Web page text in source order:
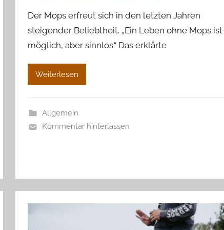
Der Mops erfreut sich in den letzten Jahren
steigender Beliebtheit. „Ein Leben ohne Mops ist
möglich, aber sinnlos.“ Das erklärte
Weiterlesen
Allgemein
Kommentar hinterlassen